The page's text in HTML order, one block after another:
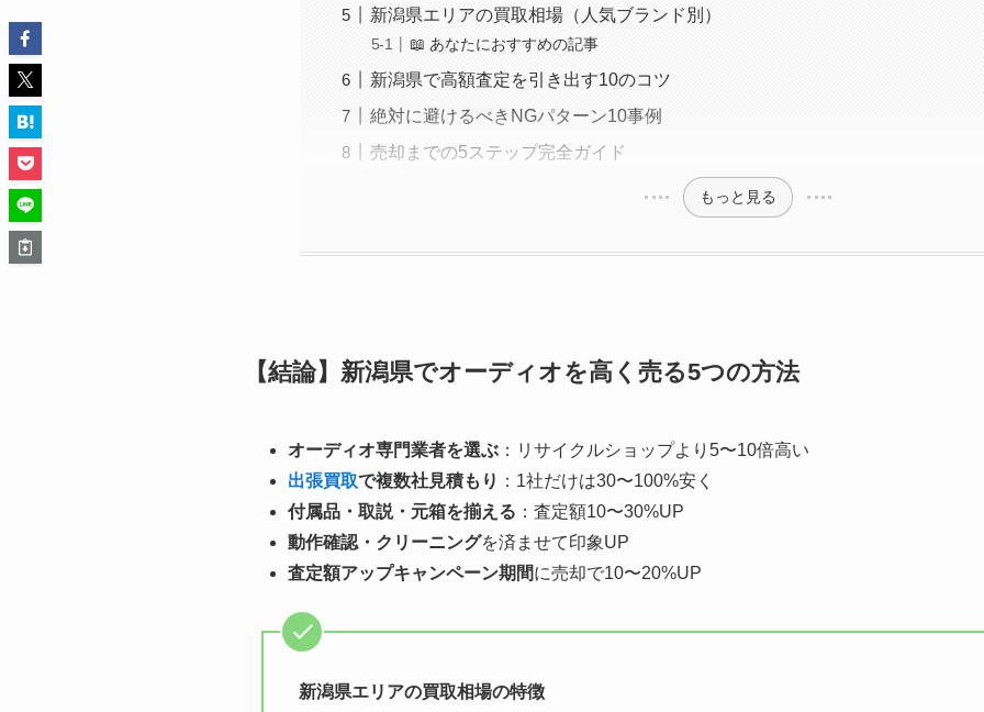
新潟県エリアの買取相場（人気ブランド別）
📖 あなたにおすすめの記事
新潟県で高額査定を引き出す10のコツ
絶対に避けるべきNGパターン10事例
売却までの5ステップ完全ガイド
もっと見る
【結論】新潟県でオーディオを高く売る5つの方法
オーディオ専門業者を選ぶ ：リサイクルショップより5〜10倍高い
出張買取で複数社見積もり ：1社だけは30〜100%安く
付属品・取説・元箱を揃える ：査定額10〜30%UP
動作確認・クリーニングを済ませて印象UP
査定額アップキャンペーン期間に売却で10〜20%UP
新潟県エリアの買取相場の特徴